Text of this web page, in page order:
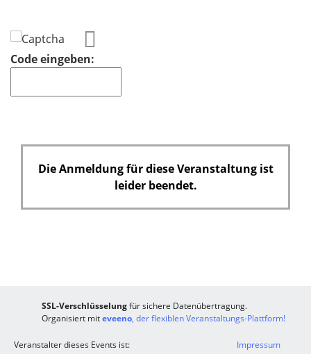
e
d
Code eingeben:
Die Anmeldung für diese Veranstaltung ist
leider beendet.
SSL-Verschlüsselungfür sichere Datenübertragung.
Organisiert miteveeno, der flexiblen Veranstaltungs-Plattform!
Veranstalter dieses Events ist:
Impressum